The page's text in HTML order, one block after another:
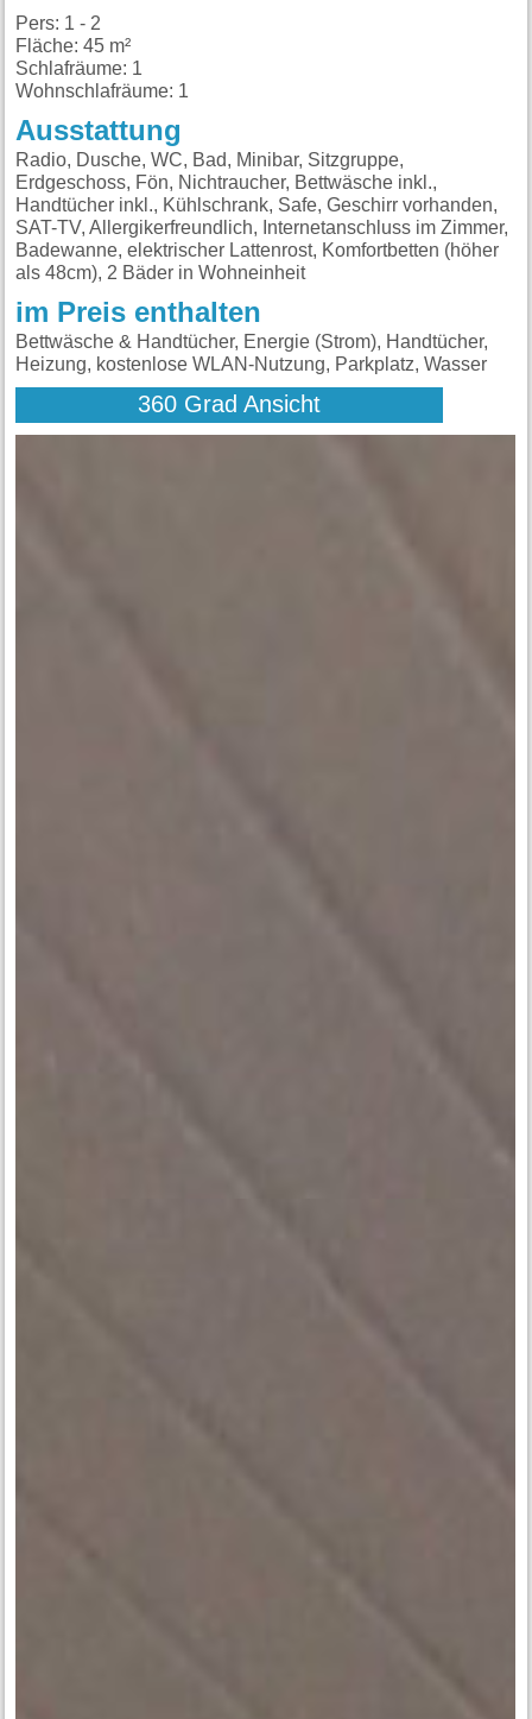
Pers: 1 - 2
Fläche: 45 m²
Schlafräume: 1
Wohnschlafräume: 1
Ausstattung
Radio, Dusche, WC, Bad, Minibar, Sitzgruppe,
Erdgeschoss, Fön, Nichtraucher, Bettwäsche inkl.,
Handtücher inkl., Kühlschrank, Safe, Geschirr vorhanden,
SAT-TV, Allergikerfreundlich, Internetanschluss im Zimmer,
Badewanne, elektrischer Lattenrost, Komfortbetten (höher
als 48cm), 2 Bäder in Wohneinheit
im Preis enthalten
Bettwäsche & Handtücher, Energie (Strom), Handtücher,
Heizung, kostenlose WLAN-Nutzung, Parkplatz, Wasser
360 Grad Ansicht